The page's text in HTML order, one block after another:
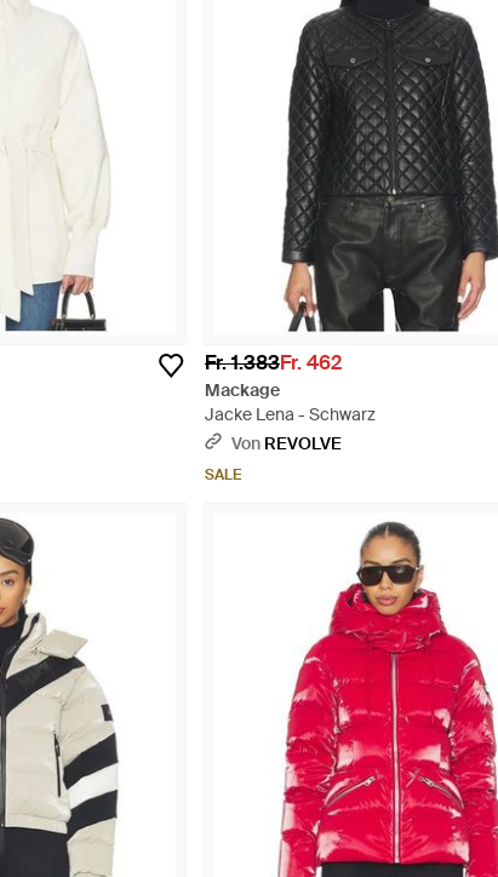
Fr. 1.383Fr. 462
Mackage
Jacke Lena - Schwarz
Von REVOLVE
SALE